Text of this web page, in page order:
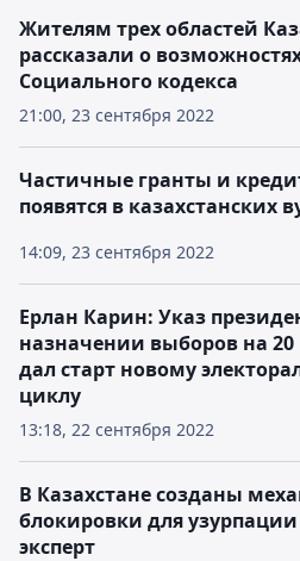
21:00, 23 сентября 2022
Жителям трех областей
рассказали о
Социального кодекса
14:09, 23 сентября 2022
Частичные гранты и
появятся в казахстанских
13:18, 22 сентября 2022
Ерлан Карин: Указ
назначении выборов на 20
дал старт новому
циклу
В Казахстане созданы
блокировки для узурпации
эксперт